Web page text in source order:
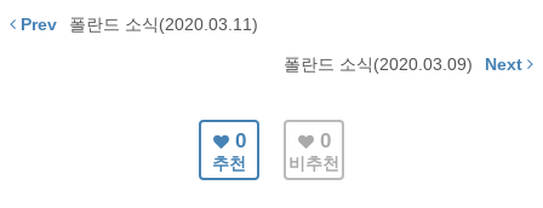
Prev 폴란드 소식(2020.03.11)
폴란드 소식(2020.03.09) Next
0
추천
0
비추천